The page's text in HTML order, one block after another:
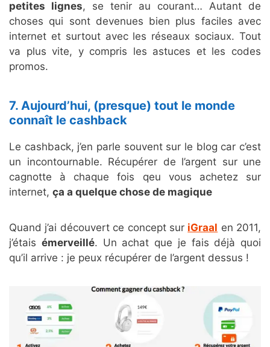
petites lignes, se tenir au courant… Autant de
choses qui sont devenues bien plus faciles avec
internet et surtout avec les réseaux sociaux. Tout
va plus vite, y compris les astuces et les codes
promos.
7. Aujourd’hui, (presque) tout le monde
connaît le cashback
Le cashback, j’en parle souvent sur le blog car c’est
un incontournable. Récupérer de l’argent sur une
cagnotte à chaque fois qeu vous achetez sur
internet, ça a quelque chose de magique
Quand j’ai découvert ce concept sur iGraal en 2011,
j’étais émerveillé. Un achat que je fais déjà quoi
qu’il arrive : je peux récupérer de l’argent dessus !